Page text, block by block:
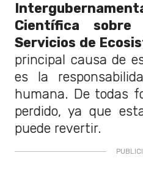
Científica sobre
Servicios de
principal causa de
es la
humana. De todas
perdido, ya que
puede revertir.